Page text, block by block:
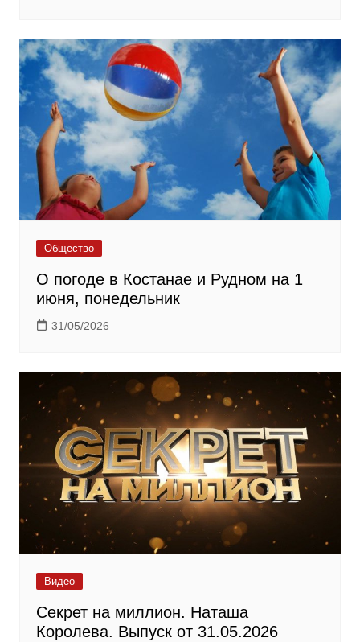
Общество
О погоде в Костанае и Рудном на 1
июня, понедельник
31/05/2026
Видео
Секрет на миллион. Наташа
Королева. Выпуск от 31.05.2026